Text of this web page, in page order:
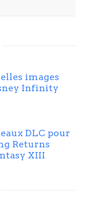
images
Infinity
DLC pour
Returns
XIII